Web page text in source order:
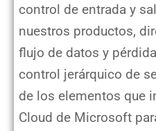
control de entrada y
nuestros productos,
flujo de datos y
control jerárquico de
de los elementos que
Cloud de Microsoft